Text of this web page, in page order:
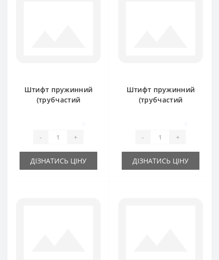
Штифт пружинний
(трубчастий
- +
ДІЗНАТИСЬ ЦІНУ
Штифт пружинний
(трубчастий
- +
ДІЗНАТИСЬ ЦІНУ